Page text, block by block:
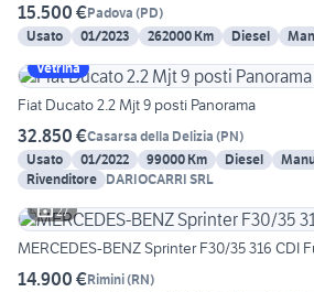
15.500 €Padova (PD)
Usato
01/2023 262000 Km Diesel
Vetrina
Fiat Ducato 2.2 Mjt 9 posti Panorama
32.850 €Casarsa della Delizia (PN)
Usato
01/2022 99000 Km Diesel
Rivenditore DARIOCARRI SRL
27
MERCEDES-BENZ Sprinter F30/35 316 CDI
14.900 €Rimini(RN)